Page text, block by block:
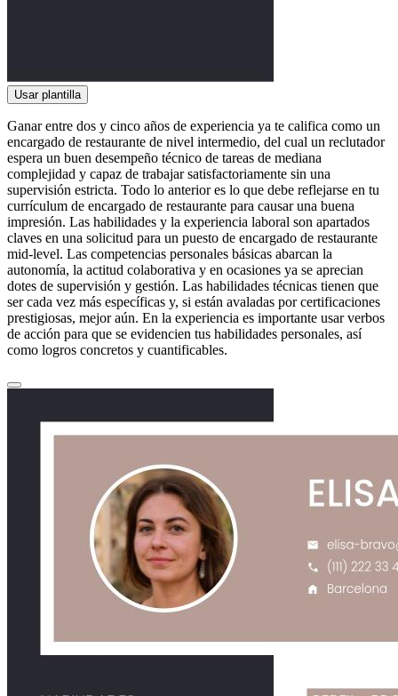
Usar plantilla
Ganar entre dos y cinco años de experiencia ya te califica como un
encargado de restaurante de nivel intermedio, del cual un reclutador
espera un buen desempeño técnico de tareas de mediana
complejidad y capaz de trabajar satisfactoriamente sin una
supervisión estricta. Todo lo anterior es lo que debe reflejarse en tu
currículum de encargado de restaurante para causar una buena
impresión. Las habilidades y la experiencia laboral son apartados
claves en una solicitud para un puesto de encargado de restaurante
mid-level. Las competencias personales básicas abarcan la
autonomía, la actitud colaborativa y en ocasiones ya se aprecian
dotes de supervisión y gestión. Las habilidades técnicas tienen que
ser cada vez más específicas y, si están avaladas por certificaciones
prestigiosas, mejor aún. En la experiencia es importante usar verbos
de acción para que se evidencien tus habilidades personales, así
como logros concretos y cuantificables.